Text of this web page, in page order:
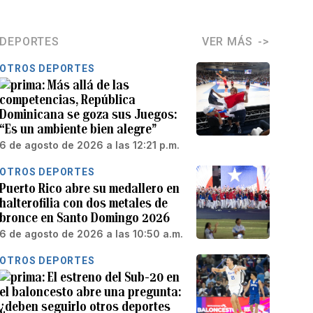
DEPORTES VER MÁS
OTROS DEPORTES
Más allá de las
competencias, República
Dominicana se goza sus Juegos:
“Es un ambiente bien alegre”
6 de agosto de 2026 a las 12:21 p.m.
OTROS DEPORTES
Puerto Rico abre su medallero en
halterofilia con dos metales de
bronce en Santo Domingo 2026
6 de agosto de 2026 a las 10:50 a.m.
OTROS DEPORTES
El estreno del Sub-20 en
el baloncesto abre una pregunta:
¿deben seguirlo otros deportes